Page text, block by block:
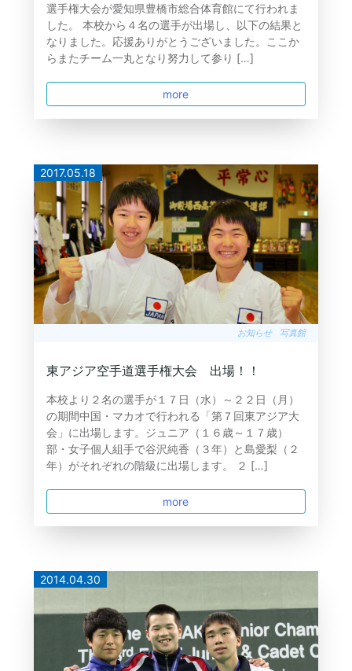
選手権大会が愛知県豊橋市総合体育館にて行われま
した。 本校から４名の選手が出場し、以下の結果と
なりました。応援ありがとうございました。ここか
らまたチーム一丸となり努力して参り […]
more
2017.05.18
お知らせ 写真館
東アジア空手道選手権大会 出場！！
本校より２名の選手が１７日（水）～２２日（月）
の期間中国・マカオで行われる「第７回東アジア大
会」に出場します。ジュニア（１６歳～１７歳）
部・女子個人組手で谷沢純香（３年）と島愛梨（２
年）がそれぞれの階級に出場します。 ２ […]
more
2014.04.30